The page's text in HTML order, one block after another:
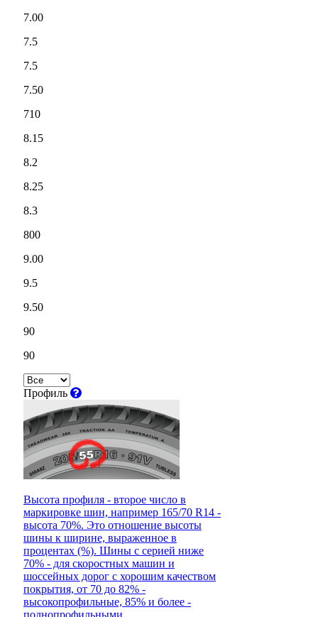
7.00
7.5
7.5
7.50
710
8.15
8.2
8.25
8.3
800
9.00
9.5
9.50
90
90
Профиль
Высота профиля - второе число в
маркировке шин, например 165/70 R14 -
высота 70%. Это отношение высоты
шины к ширине, выраженное в
процентах (%). Шины с серией ниже
70% - для скоростных машин и
шоссейных дорог с хорошим качеством
покрытия, от 70 до 82% -
высокопрофильные, 85% и более -
полнопрофильными.